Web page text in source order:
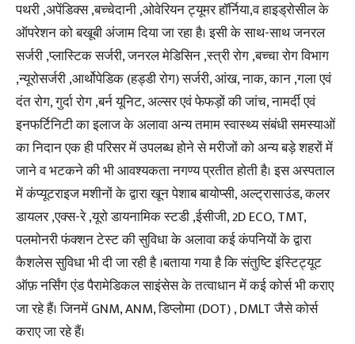
पथरी ,अपेंडिक्स ,बच्चेदानी ,ओवेरियन ट्यूमर हॉर्निया,व हाइड्रोसील के
ऑपरेशन को बखूबी अंजाम दिया जा रहा है। इसी के साथ-साथ जनरल
सर्जरी ,प्लास्टिक सर्जरी, जनरल मेडिसिन ,स्त्री रोग ,बच्चा रोग विभाग
,न्यूरोसर्जरी ,आर्थोपेडिक (हड्डी रोग) सर्जरी, आंख, नाक, कान ,गला एवं
दंत रोग, गुर्दा रोग ,बर्न यूनिट, अल्सर एवं फेफड़ों की जांच, नामर्दी एवं
इनफर्टिनिटी का इलाज के अलावा अन्य तमाम स्वास्थ्य संबंधी समस्याओं
का निदान एक ही परिसर में उपलब्ध होने से मरीजों को अन्य बड़े शहरों में
जाने व भटकने की भी आवश्यकता नगण्य प्रतीत होती है। इस अस्पताल
में कंप्यूटराइज मशीनों के द्वारा खून पेशाब बायोप्सी, अल्ट्रासाउंड, कलर
डायलर ,एक्स-रे ,यूरो डायनामिक स्टडी ,ईसीजी, 2D ECO, TMT,
पलमोनरी फंक्शन टेस्ट की सुविधा के अलावा कई कंपनियों के द्वारा
कैशलेस सुविधा भी दी जा रही है ।बताया गया है कि संतुष्टि इंस्टिट्यूट
ऑफ़ नर्सिंग एंड पैरामेडिकल साइंसेस के तत्वाधान में कई कोर्स भी कराए
जा रहे हैं। जिनमें GNM, ANM, डिप्लोमा (DOT) , DMLT जैसे कोर्स
कराए जा रहे हैं।